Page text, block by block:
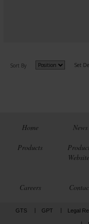
Sort By Set
Home News
Products
Careers
GTS GPT Legal